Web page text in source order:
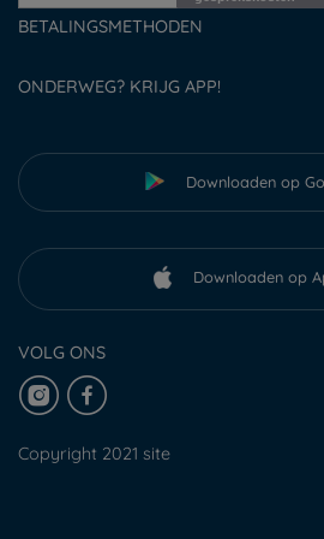
BETALINGSMETHODEN
ONDERWEG? KRIJG APP!
Downloaden op
Downloaden op
VOLG ONS
Copyright 2021 site